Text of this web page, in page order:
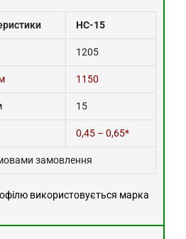
НС-15
1205
1150
15
0,45 – 0,65*
замовлення
використовується марка